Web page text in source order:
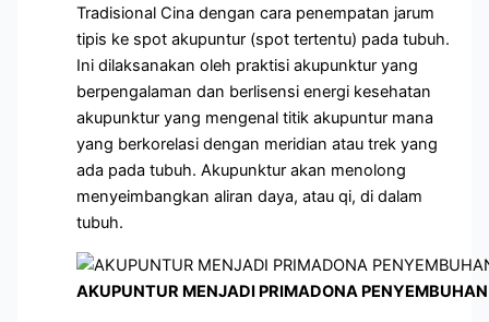
Tradisional Cina dengan cara penempatan jarum
tipis ke spot akupuntur (spot tertentu) pada tubuh.
Ini dilaksanakan oleh praktisi akupunktur yang
berpengalaman dan berlisensi energi kesehatan
akupunktur yang mengenal titik akupuntur mana
yang berkorelasi dengan meridian atau trek yang
ada pada tubuh. Akupunktur akan menolong
menyeimbangkan aliran daya, atau qi, di dalam
tubuh.
AKUPUNTUR MENJADI PRIMADONA